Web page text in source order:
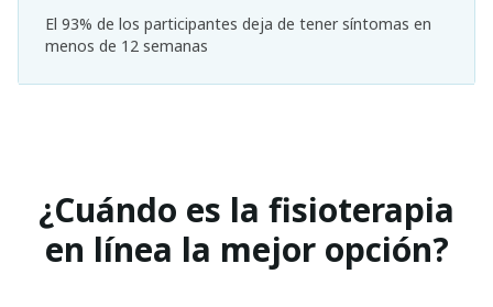
El 93% de los participantes deja de tener síntomas en
menos de 12 semanas
¿Cuándo es la fisioterapia
en línea la mejor opción?